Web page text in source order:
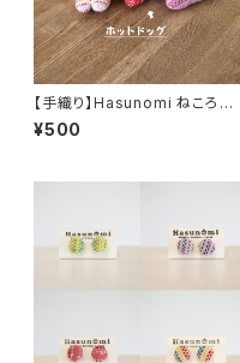
【手織り】Hasunomi ねころび
動物（いぬ）
¥500